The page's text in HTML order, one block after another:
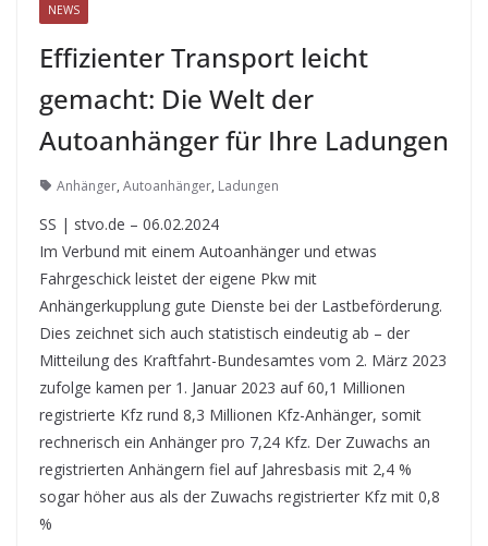
NEWS
Effizienter Transport leicht
gemacht: Die Welt der
Autoanhänger für Ihre Ladungen
Anhänger, Autoanhänger, Ladungen
SS | stvo.de – 06.02.2024
Im Verbund mit einem Autoanhänger und etwas
Fahrgeschick leistet der eigene Pkw mit
Anhängerkupplung gute Dienste bei der Lastbeförderung.
Dies zeichnet sich auch statistisch eindeutig ab – der
Mitteilung des Kraftfahrt-Bundesamtes vom 2. März 2023
zufolge kamen per 1. Januar 2023 auf 60,1 Millionen
registrierte Kfz rund 8,3 Millionen Kfz-Anhänger, somit
rechnerisch ein Anhänger pro 7,24 Kfz. Der Zuwachs an
registrierten Anhängern fiel auf Jahresbasis mit 2,4 %
sogar höher aus als der Zuwachs registrierter Kfz mit 0,8
%